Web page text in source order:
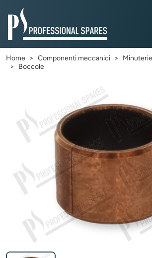
Home Componenti meccanici
Boccole